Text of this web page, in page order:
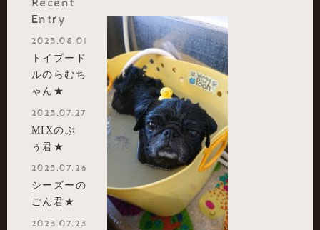
Entry
2023.08.01
トイプード
ルのらむち
ゃん★
2023.07.27
MIXのぷ
ぅ君★
2023.07.26
シーズーの
ごん君★
2023.07.23